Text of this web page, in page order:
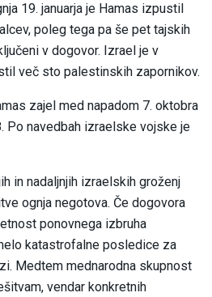
19. januarja je Hamas izpustil
poleg tega pa še pet tajskih
v dogovor. Izrael je v
več sto palestinskih zapornikov.
zajel med napadom 7. oktobra
Po navedbah izraelske vojske je
in nadaljnjih izraelskih groženj
ognja negotova. Če dogovora
ponovnega izbruha
katastrofalne posledice za
Medtem mednarodna skupnost
vendar konkretnih